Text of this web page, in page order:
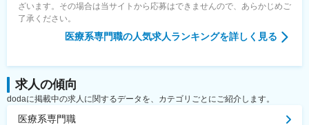
ざいます。その場合は当サイトから応募はできませんので、あらかじめご
了承ください。
医療系専門職の人気求人ランキングを詳しく見る
求人の傾向
dodaに掲載中の求人に関するデータを、カテゴリごとにご紹介します。
医療系専門職